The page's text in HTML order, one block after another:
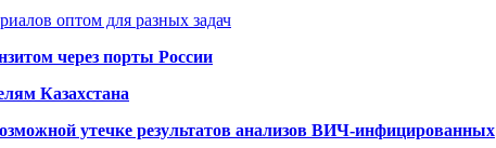
оптом для разных задач
через порты России
Казахстана
утечке результатов анализов ВИЧ-инфицированных